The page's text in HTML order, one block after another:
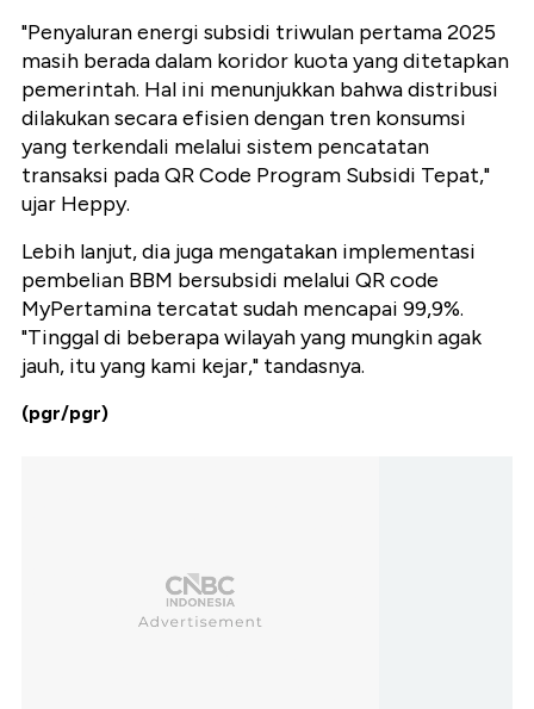
"Penyaluran energi subsidi triwulan pertama 2025
masih berada dalam koridor kuota yang ditetapkan
pemerintah. Hal ini menunjukkan bahwa distribusi
dilakukan secara efisien dengan tren konsumsi
yang terkendali melalui sistem pencatatan
transaksi pada QR Code Program Subsidi Tepat,"
ujar Heppy.
Lebih lanjut, dia juga mengatakan implementasi
pembelian BBM bersubsidi melalui QR code
MyPertamina tercatat sudah mencapai 99,9%.
"Tinggal di beberapa wilayah yang mungkin agak
jauh, itu yang kami kejar," tandasnya.
(pgr/pgr)